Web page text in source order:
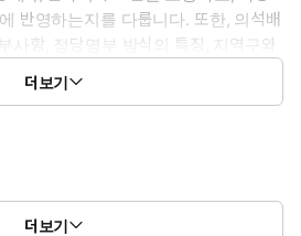
반영하는지를 다룹니다. 또한, 의석배
사항, 정당명부 방식의 특징, 지역구와
면밀히 분석하여 독자가 비례대표제의
돕습니다.
이 경쟁하는 다당제 환경에서 비례대
을 강화하고, 유권자의 행동에 영향을
주의의 심화를 위한 선거전략과 정치
더보기
물들이자" 위 모토를 바탕으로 다양한
더보기